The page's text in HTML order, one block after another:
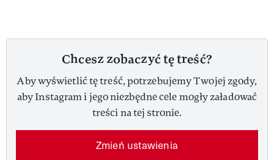
Chcesz zobaczyć tę treść?
Aby wyświetlić tę treść, potrzebujemy Twojej zgody,
aby Instagram i jego niezbędne cele mogły załadować
treści na tej stronie.
Zmień ustawienia